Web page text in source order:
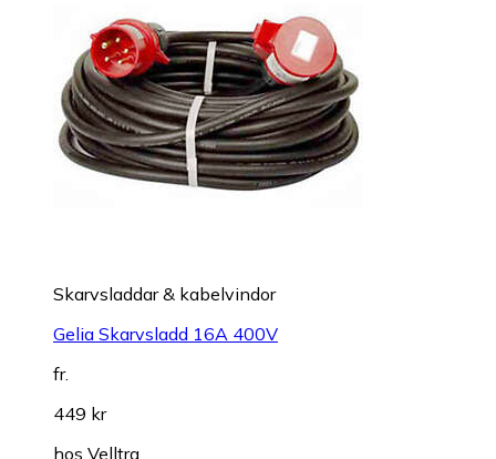
Skarvsladdar & kabelvindor
Gelia Skarvsladd 16A 400V
fr.
449 kr
hos Velltra